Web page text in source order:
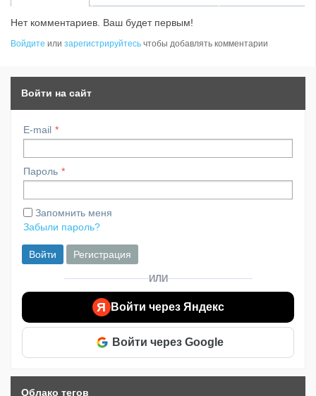
Нет комментариев. Ваш будет первым!
Войдите или зарегистрируйтесь чтобы добавлять комментарии
Войти на сайт
E-mail
Пароль
Запомнить меня
Забыли пароль?
Войти Регистрация
ИЛИ
Я Войти через Яндекс
Войти через Google
Облако тегов